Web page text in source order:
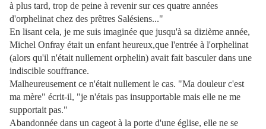
à plus tard, trop de peine à revenir sur ces quatre années
d'orphelinat chez des prêtres Salésiens..."
En lisant cela, je me suis imaginée que jusqu'à sa dizième année,
Michel Onfray était un enfant heureux,que l'entrée à l'orphelinat
(alors qu'il n'était nullement orphelin) avait fait basculer dans une
indiscible souffrance.
Malheureusement ce n'était nullement le cas. "Ma douleur c'est
ma mère" écrit-il, "je n'étais pas insupportable mais elle ne me
supportait pas."
Abandonnée dans un cageot à la porte d'une église, elle ne se